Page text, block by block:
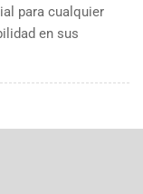
para cualquier
en sus